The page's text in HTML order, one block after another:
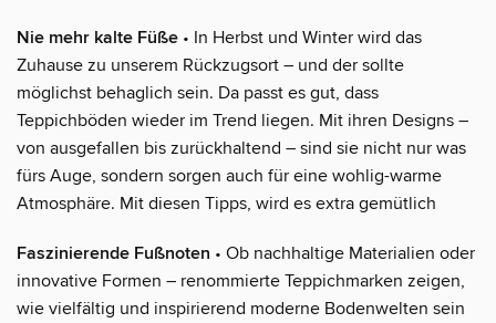
Nie mehr kalte Füße • In Herbst und Winter wird das
Zuhause zu unserem Rückzugsort – und der sollte
möglichst behaglich sein. Da passt es gut, dass
Teppichböden wieder im Trend liegen. Mit ihren Designs –
von ausgefallen bis zurückhaltend – sind sie nicht nur was
fürs Auge, sondern sorgen auch für eine wohlig-warme
Atmosphäre. Mit diesen Tipps, wird es extra gemütlich
Faszinierende Fußnoten • Ob nachhaltige Materialien oder
innovative Formen – renommierte Teppichmarken zeigen,
wie vielfältig und inspirierend moderne Bodenwelten sein